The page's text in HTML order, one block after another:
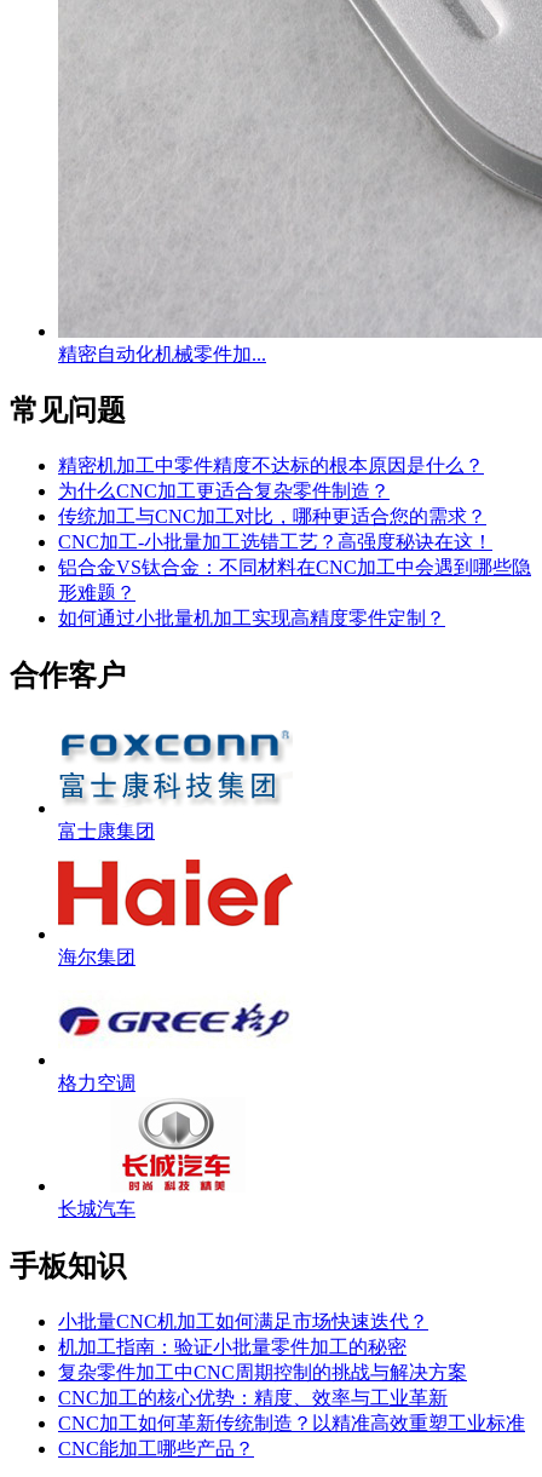
精密自动化机械零件加...
常见问题
精密机加工中零件精度不达标的根本原因是什么？
为什么CNC加工更适合复杂零件制造？
传统加工与CNC加工对比，哪种更适合您的需求？
CNC加工-小批量加工选错工艺？高强度秘诀在这！
铝合金VS钛合金：不同材料在CNC加工中会遇到哪些隐
形难题？
如何通过小批量机加工实现高精度零件定制？
合作客户
富士康集团
海尔集团
格力空调
长城汽车
手板知识
小批量CNC机加工如何满足市场快速迭代？
机加工指南：验证小批量零件加工的秘密
复杂零件加工中CNC周期控制的挑战与解决方案
CNC加工的核心优势：精度、效率与工业革新
CNC加工如何革新传统制造？以精准高效重塑工业标准
CNC能加工哪些产品？